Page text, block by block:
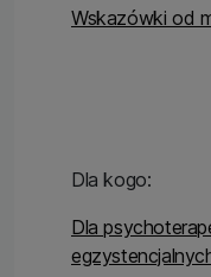
Wskazówki od
Dla kogo:
Dla